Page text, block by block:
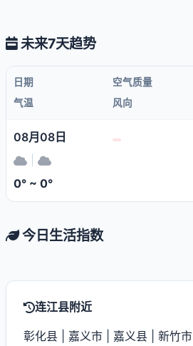
未来7天趋势
日期 空气质量
气温
风向
08月08日
0° ~ 0°
今日生活指数
连江县附近
彰化县 嘉义市 嘉义县 新竹市